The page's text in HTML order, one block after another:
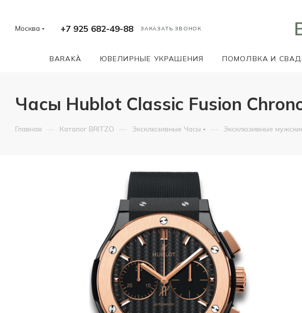
Москва +7 925 682-49-88 ЗАКАЗАТЬ ЗВОНОК
BARAKÀ ЮВЕЛИРНЫЕ УКРАШЕНИЯ ПОМОЛВКА И
Часы Hublot Classic Fusion
Главная — Каталог BRITZO — Эксклюзивные Часы — Эксклюзивные